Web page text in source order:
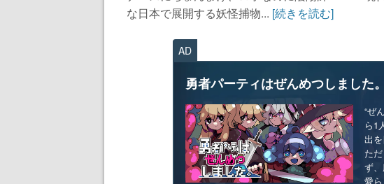
な日本で展開する妖怪捕物... [続きを読む]
AD
勇者パーティはぜんめつしました。
“ぜ
ら1
出
た
ず
愛